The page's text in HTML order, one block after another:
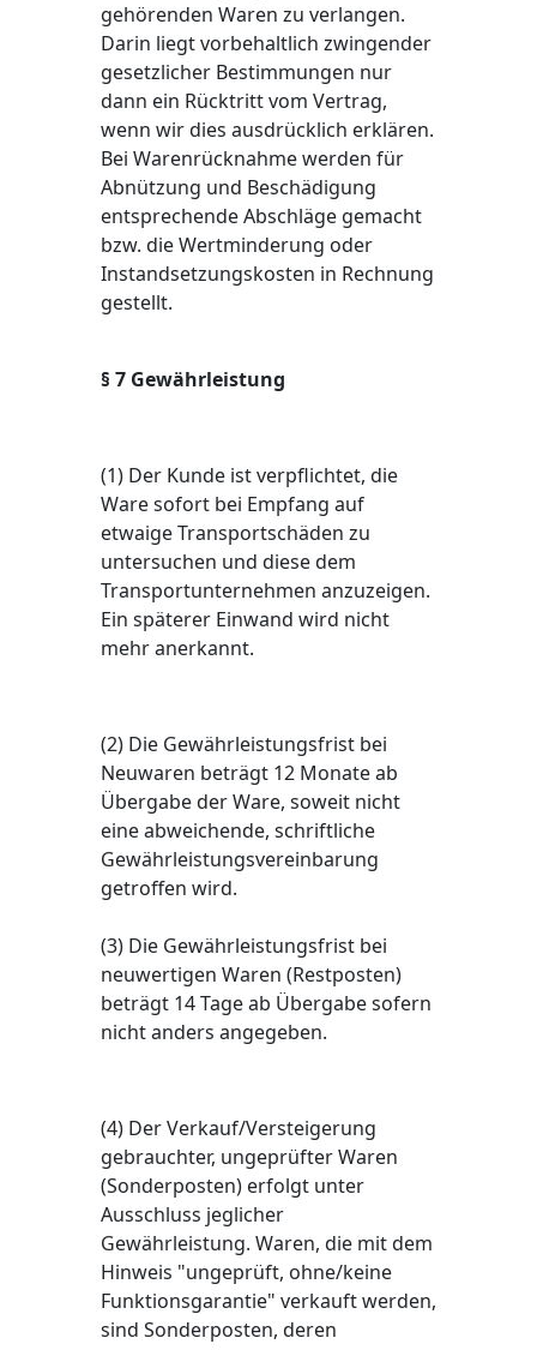
gehörenden Waren zu verlangen.
Darin liegt vorbehaltlich zwingender
gesetzlicher Bestimmungen nur
dann ein Rücktritt vom Vertrag,
wenn wir dies ausdrücklich erklären.
Bei Warenrücknahme werden für
Abnützung und Beschädigung
entsprechende Abschläge gemacht
bzw. die Wertminderung oder
Instandsetzungskosten in Rechnung
gestellt.
§ 7 Gewährleistung
(1) Der Kunde ist verpflichtet, die
Ware sofort bei Empfang auf
etwaige Transportschäden zu
untersuchen und diese dem
Transportunternehmen anzuzeigen.
Ein späterer Einwand wird nicht
mehr anerkannt.
(2) Die Gewährleistungsfrist bei
Neuwaren beträgt 12 Monate ab
Übergabe der Ware, soweit nicht
eine abweichende, schriftliche
Gewährleistungsvereinbarung
getroffen wird.
(3) Die Gewährleistungsfrist bei
neuwertigen Waren (Restposten)
beträgt 14 Tage ab Übergabe sofern
nicht anders angegeben.
(4) Der Verkauf/Versteigerung
gebrauchter, ungeprüfter Waren
(Sonderposten) erfolgt unter
Ausschluss jeglicher
Gewährleistung. Waren, die mit dem
Hinweis "ungeprüft, ohne/keine
Funktionsgarantie" verkauft werden,
sind Sonderposten, deren